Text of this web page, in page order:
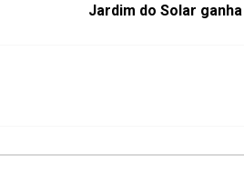
Jardim do Solar